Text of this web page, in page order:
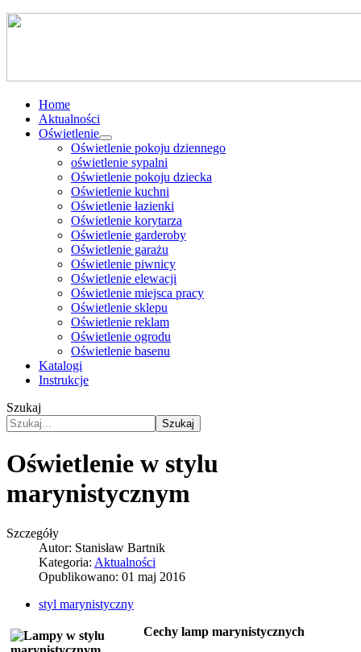
Home
Aktualności
Oświetlenie
Oświetlenie pokoju dziennego
oświetlenie sypalni
Oświetlenie pokoju dziecka
Oświetlenie kuchni
Oświetlenie łazienki
Oświetlenie korytarza
Oświetlenie garderoby
Oświetlenie garażu
Oświetlenie piwnicy
Oświetlenie elewacji
Oświetlenie miejsca pracy
Oświetlenie sklepu
Oświetlenie reklam
Oświetlenie ogrodu
Oświetlenie basenu
Katalogi
Instrukcje
Szukaj
Szukaj
Oświetlenie w stylu
marynistycznym
Szczegóły
Autor: Stanisław Bartnik
Kategoria: Aktualności
Opublikowano: 01 maj 2016
styl marynistyczny
Cechy lamp marynistycznych